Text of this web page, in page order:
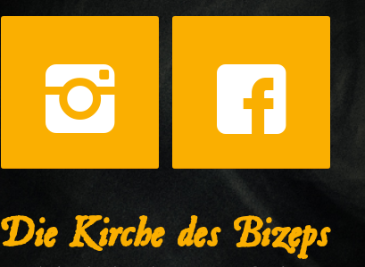
Die Kirche des Bizeps